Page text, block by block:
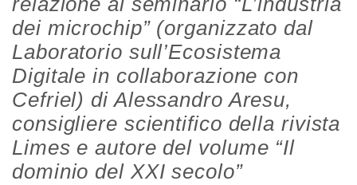
dei microchip” (organizzato dal
Laboratorio sull’Ecosistema
Digitale in collaborazione con
Cefriel) di Alessandro Aresu,
consigliere scientifico della rivista
Limes e autore del volume “Il
dominio del XXI secolo”